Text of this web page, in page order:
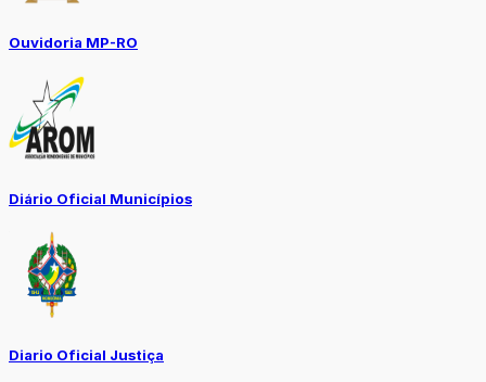
Ouvidoria MP-RO
Diário Oficial Municípios
Diario Oficial Justiça